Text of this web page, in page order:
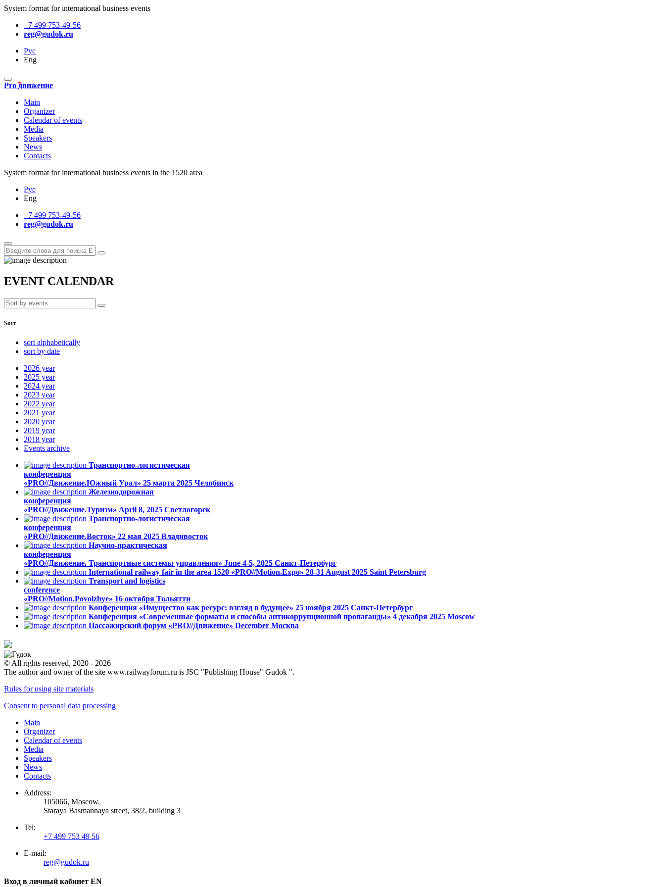
System format for international business events
+7 499 753-49-56
reg@gudok.ru
Рус
Eng
Pro движение
Main
Organizer
Calendar of events
Media
Speakers
News
Contacts
System format for international business events in the 1520 area
Рус
Eng
+7 499 753-49-56
reg@gudok.ru
EVENT CALENDAR
Sort
sort alphabetically
sort by date
2026 year
2025 year
2024 year
2023 year
2022 year
2021 year
2020 year
2019 year
2018 year
Events archive
Транспортно-логистическая
конференция
«PRO//Движение.Южный Урал» 25 марта 2025 Челябинск
Железнодорожная
конференция
«PRO//Движение.Туризм» April 8, 2025 Светлогорск
Транспортно-логистическая
конференция
«PRO//Движение.Восток» 22 мая 2025 Владивосток
Научно-практическая
конференция
«PRO//Движение. Транспортные системы управления» June 4-5, 2025 Санкт-Петербург
International railway fair in the area 1520 «PRO//Motion.Expo» 28-31 August 2025 Saint Petersburg
Transport and logistics
conference
«PRO//Motion.Povolzhye» 16 октября Тольятти
Конференция «Имущество как ресурс: взгляд в будущее» 25 ноября 2025 Санкт-Петербург
Конференция «Современные форматы и способы антикоррупционной пропаганды» 4 декабря 2025 Moscow
Пассажирский форум «PRO//Движение» December Москва
© All rights reserved, 2020 - 2026
The author and owner of the site www.railwayforum.ru is JSC "Publishing House" Gudok ".
Rules for using site materials
Consent to personal data processing
Main
Organizer
Calendar of events
Media
Speakers
News
Contacts
Address:
105066, Moscow,
Staraya Basmannaya street, 38/2, building 3
Tel:
+7 499 753 49 56
E-mail:
reg@gudok.ru
Вход в личный кабинет EN